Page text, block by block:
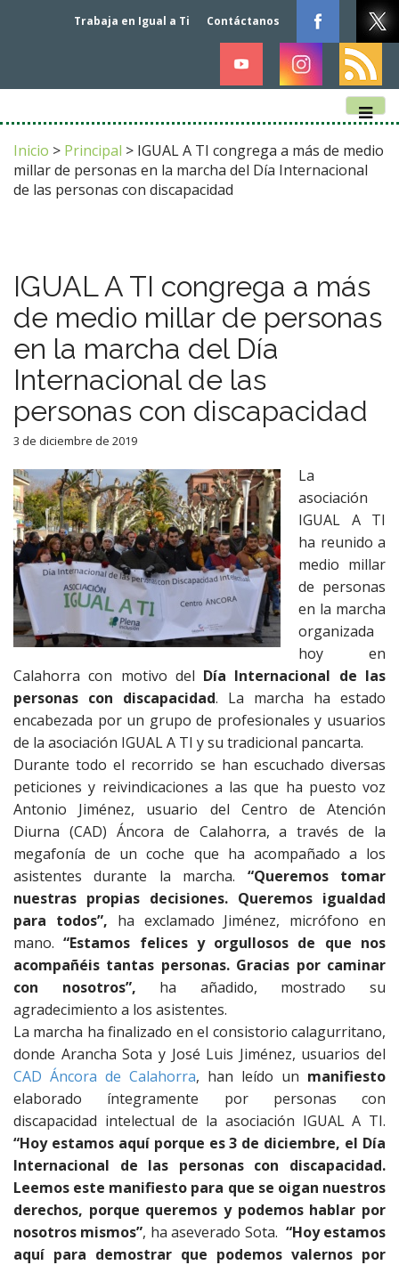
M
a
i
n
u
i
p
t
n
t
e
n
t
Inicio > Principal > IGUAL A TI congrega a más de medio
millar de personas en la marcha del Día Internacional
de las personas con discapacidad
IGUAL A TI congrega a más
de medio millar de personas
en la marcha del Día
Internacional de las
personas con discapacidad
3 de diciembre de 2019
La
asociación
IGUAL A TI
ha reunido a
medio millar
de personas
en la marcha
organizada
hoy en
Calahorra con motivo del Día Internacional de las
personas con discapacidad. La marcha ha estado
encabezada por un grupo de profesionales y usuarios
de la asociación IGUAL A TI y su tradicional pancarta.
Durante todo el recorrido se han escuchado diversas
peticiones y reivindicaciones a las que ha puesto voz
Antonio Jiménez, usuario del Centro de Atención
Diurna (CAD) Áncora de Calahorra, a través de la
megafonía de un coche que ha acompañado a los
asistentes durante la marcha. “Queremos tomar
nuestras propias decisiones. Queremos igualdad
para todos”, ha exclamado Jiménez, micrófono en
mano.“Estamos felices y orgullosos de que nos
acompañéis tantas personas. Gracias por caminar
con nosotros”, ha añadido, mostrado su
agradecimiento a los asistentes.
La marcha ha finalizado en el consistorio calagurritano,
donde Arancha Sota y José Luis Jiménez, usuarios del
CAD Áncora de Calahorra, han leído un manifiesto
elaborado íntegramente por personas con
discapacidad intelectual de la asociación IGUAL A TI.
“Hoy estamos aquí porque es 3 de diciembre, el Día
Internacional de las personas con discapacidad.
Leemos este manifiesto para que se oigan nuestros
derechos, porque queremos y podemos hablar por
nosotros mismos”, ha aseverado Sota. “Hoy estamos
aquí para demostrar que podemos valernos por
Trabaja en Igual a Ti Contáctanos